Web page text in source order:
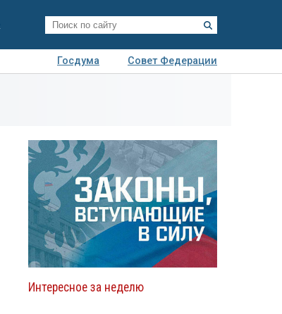
Госдума
Совет Федерации
Интересное за неделю